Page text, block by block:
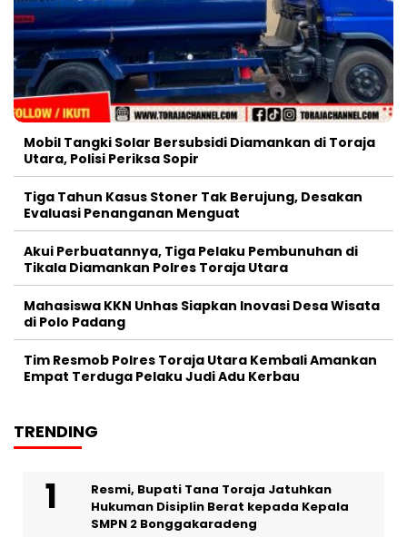
Mobil Tangki Solar Bersubsidi Diamankan di Toraja
Utara, Polisi Periksa Sopir
Tiga Tahun Kasus Stoner Tak Berujung, Desakan
Evaluasi Penanganan Menguat
Akui Perbuatannya, Tiga Pelaku Pembunuhan di
Tikala Diamankan Polres Toraja Utara
Mahasiswa KKN Unhas Siapkan Inovasi Desa Wisata
di Polo Padang
Tim Resmob Polres Toraja Utara Kembali Amankan
Empat Terduga Pelaku Judi Adu Kerbau
TRENDING
Resmi, Bupati Tana Toraja Jatuhkan
Hukuman Disiplin Berat kepada Kepala
SMPN 2 Bonggakaradeng